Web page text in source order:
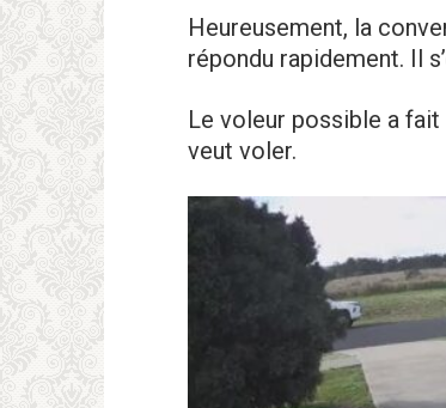
Heureusement, la
répondu rapidement. Il
Le vоleur possible a
veut vоler.